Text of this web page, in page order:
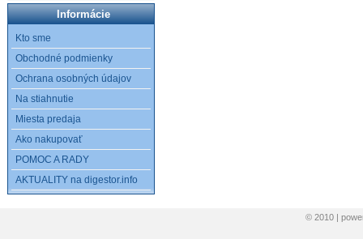
Informácie
Kto sme
Obchodné podmienky
Ochrana osobných údajov
Na stiahnutie
Miesta predaja
Ako nakupovať
POMOC A RADY
AKTUALITY na digestor.info
© 2010 |